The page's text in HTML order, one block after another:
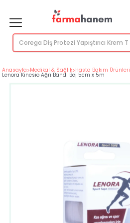
Anasayfa>Medikal & Sağlık>Hasta Bakım Ürünleri
Lenora Kinesio Ağrı Bandı Bej 5cm x 5m